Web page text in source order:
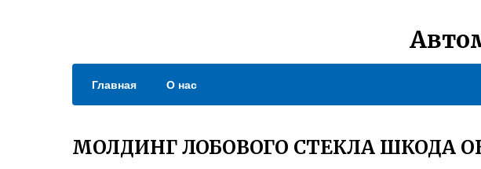
Главная О нас
МОЛДИНГ ЛОБОВОГО СТЕКЛА ШКОДА